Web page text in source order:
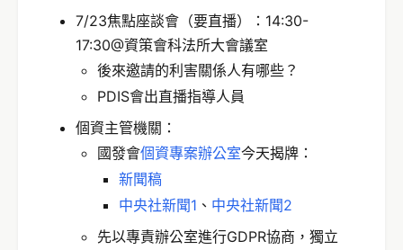
7/23焦點座談會（要直播）：14:30-
17:30@資策會科法所大會議室
後來邀請的利害關係人有哪些？
PDIS會出直播指導人員
個資主管機關：
國發會個資專案辦公室今天揭牌：
新聞稿
中央社新聞1 、 中央社新聞2
先以專責辦公室進行GDPR協商，獨立